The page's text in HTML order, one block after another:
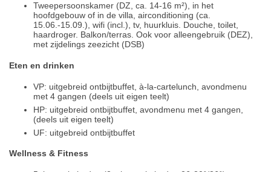
Tweepersoonskamer (DZ, ca. 14-16 m²), in het
hoofdgebouw of in de villa, airconditioning (ca.
15.06.-15.09.), wifi (incl.), tv, huurkluis. Douche, toilet,
haardroger. Balkon/terras. Ook voor alleengebruik (DEZ),
met zijdelings zeezicht (DSB)
Eten en drinken
VP: uitgebreid ontbijtbuffet, à-la-cartelunch, avondmenu
met 4 gangen (deels uit eigen teelt)
HP: uitgebreid ontbijtbuffet, avondmenu met 4 gangen,
(deels uit eigen teelt)
UF: uitgebreid ontbijtbuffet
Wellness & Fitness